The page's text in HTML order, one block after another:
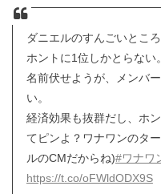
ダニエルのすんごいとこ
ホントに1位しかとらない。
名前伏せようが、メンバ
い。
経済効果も抜群だし、ホ
てピンよ？ワナワンのタ
ルのCMだからね)#ワナワ
https://t.co/oFWldODX9S